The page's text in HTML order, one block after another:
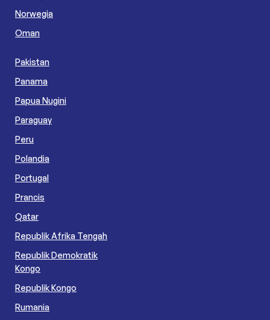
Norwegia
Oman
Pakistan
Panama
Papua Nugini
Paraguay
Peru
Polandia
Portugal
Prancis
Qatar
Republik Afrika Tengah
Republik Demokratik
Kongo
Republik Kongo
Rumania